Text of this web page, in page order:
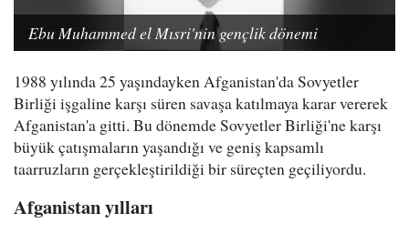
Ebu Muhammed el Mısri'nin gençlik dönemi
1988 yılında 25 yaşındayken Afganistan'da Sovyetler
Birliği işgaline karşı süren savaşa katılmaya karar vererek
Afganistan'a gitti. Bu dönemde Sovyetler Birliği'ne karşı
büyük çatışmaların yaşandığı ve geniş kapsamlı
taarruzların gerçekleştirildiği bir süreçten geçiliyordu.
Afganistan yılları